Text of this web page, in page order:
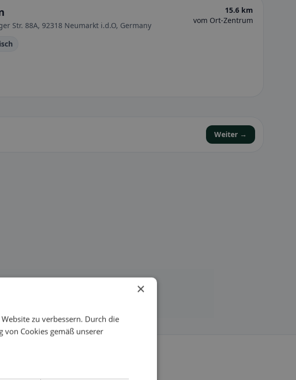
Str. 88A, 92318 Neumarkt i.d.O, Germany
15.6 km
vom Ort-Zentrum
Weiter →
×
zu verbessern. Durch die
von Cookies gemäß unserer